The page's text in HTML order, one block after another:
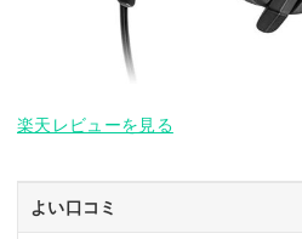
楽天レビューを見る
よい口コミ